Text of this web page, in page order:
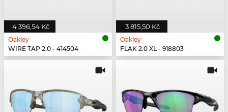
4 396,54 Kč
Oakley
WIRE TAP 2.0 - 414504
3 815,50 Kč
Oakley
FLAK 2.0 XL - 918803